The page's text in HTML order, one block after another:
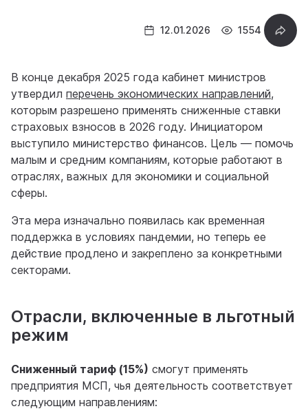
12.01.2026 1554
В конце декабря 2025 года кабинет министров
утвердил перечень экономических направлений,
которым разрешено применять сниженные ставки
страховых взносов в 2026 году. Инициатором
выступило министерство финансов. Цель — помочь
малым и средним компаниям, которые работают в
отраслях, важных для экономики и социальной
сферы.
Эта мера изначально появилась как временная
поддержка в условиях пандемии, но теперь ее
действие продлено и закреплено за конкретными
секторами.
Отрасли, включенные в льготный
режим
Сниженный тариф (15%) смогут применять
предприятия МСП, чья деятельность соответствует
следующим направлениям: